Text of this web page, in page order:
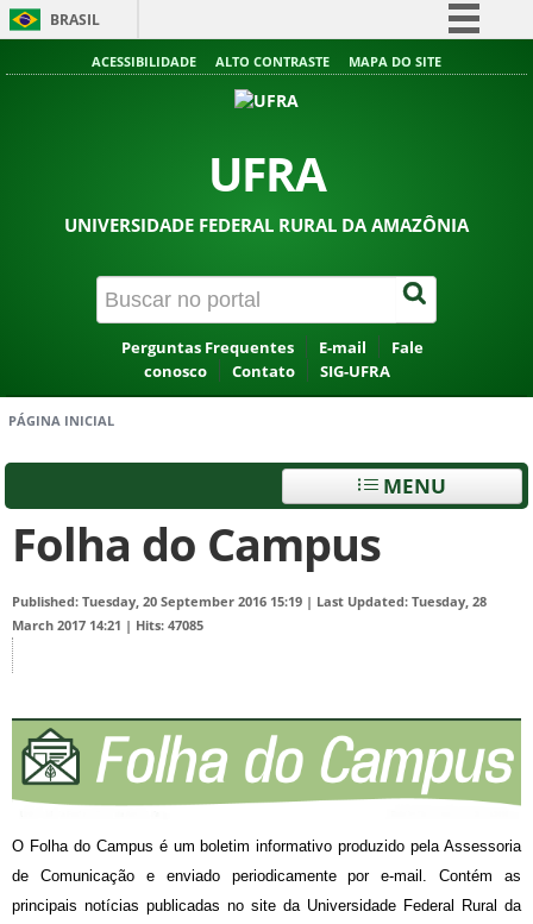
BRASIL
Simplifique!
Acesso à informação
ACESSIBILIDADE ALTO CONTRASTE MAPA DO SITE
UFRA
UNIVERSIDADE FEDERAL RURAL DA AMAZÔNIA
Perguntas Frequentes E-mail
Fale
conosco
Contato SIG-UFRA
PÁGINA INICIAL
MENU
Folha do Campus
Published: Tuesday, 20 September 2016 15:19 | Last Updated: Tuesday, 28
March 2017 14:21 | Hits: 47085
O Folha do Campus é um boletim informativo produzido pela Assessoria
de Comunicação e enviado periodicamente por e-mail. Contém as
principais notícias publicadas no site da Universidade Federal Rural da